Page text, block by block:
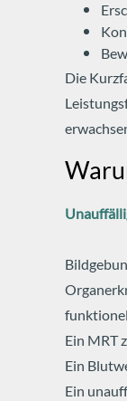
Die
Ein MRT
Ein
Ein